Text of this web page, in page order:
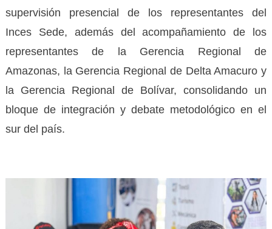
supervisión presencial de los representantes del
Inces Sede, además del acompañamiento de los
representantes de la Gerencia Regional de
Amazonas, la Gerencia Regional de Delta Amacuro y
la Gerencia Regional de Bolívar, consolidando un
bloque de integración y debate metodológico en el
sur del país.